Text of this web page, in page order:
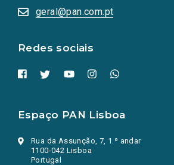
geral@pan.com.pt
Redes sociais
numa
nova
Espaço PAN Lisboa
Rua da Assunção, 7, 1.º andar
1100-042 Lisboa
Portugal